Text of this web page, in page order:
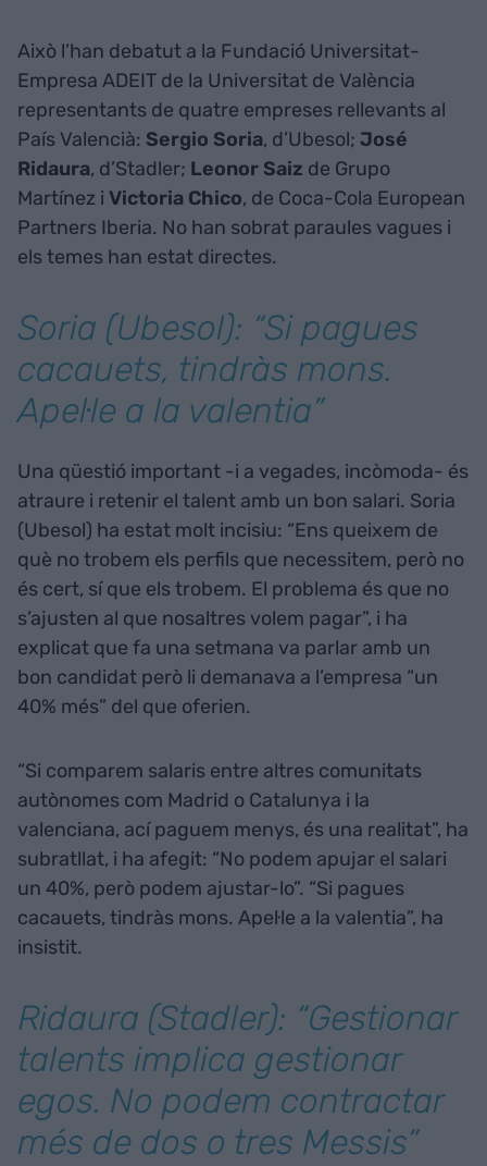
Això l’han debatut a la Fundació Universitat-
Empresa ADEIT de la Universitat de València
representants de quatre empreses rellevants al
País Valencià: Sergio Soria, d’Ubesol; José
Ridaura, d’Stadler; Leonor Saiz de Grupo
Martínez i Victoria Chico, de Coca-Cola European
Partners Iberia. No han sobrat paraules vagues i
els temes han estat directes.
Soria (Ubesol): “Si pagues
cacauets, tindràs mons.
Apel·le a la valentia”
Una qüestió important -i a vegades, incòmoda- és
atraure i retenir el talent amb un bon salari. Soria
(Ubesol) ha estat molt incisiu: “Ens queixem de
què no trobem els perfils que necessitem, però no
és cert, sí que els trobem. El problema és que no
s’ajusten al que nosaltres volem pagar”, i ha
explicat que fa una setmana va parlar amb un
bon candidat però li demanava a l’empresa “un
40% més” del que oferien.
“Si comparem salaris entre altres comunitats
autònomes com Madrid o Catalunya i la
valenciana, ací paguem menys, és una realitat”, ha
subratllat, i ha afegit: “No podem apujar el salari
un 40%, però podem ajustar-lo”. “Si pagues
cacauets, tindràs mons. Apel·le a la valentia”, ha
insistit.
Ridaura (Stadler): “Gestionar
talents implica gestionar
egos. No podem contractar
més de dos o tres Messis”